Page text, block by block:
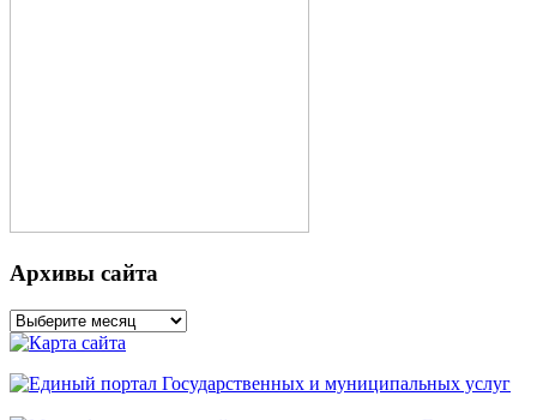
Архивы сайта
Архивы
сайта